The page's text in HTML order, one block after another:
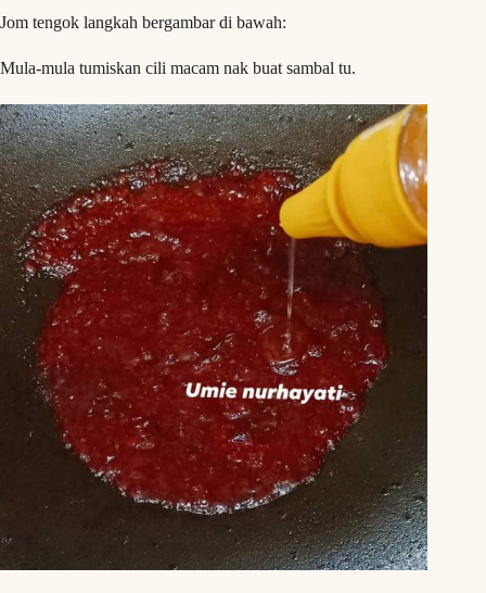
Jom tengok langkah bergambar di bawah:
Mula-mula tumiskan cili macam nak buat sambal tu.